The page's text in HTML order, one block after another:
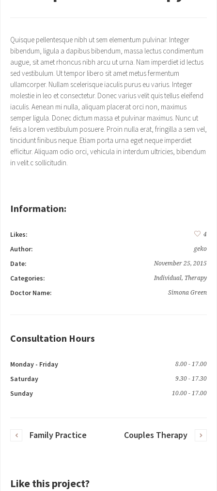
Quisque pellentesque nibh ut sem elementum pulvinar. Integer
bibendum, ligula a dapibus bibendum, massa lectus condimentum
augue, sit amet rhoncus nibh arcu ut urna. Nam imperdiet id lectus
sed vestibulum. Ut tempor libero sit amet metus fermentum
ullamcorper. Nullam scelerisque iaculis purus eu varius. Integer
molestie in leo et consectetur. Donec varius velit quis tellus eleifend
iaculis. Aenean mi nulla, aliquam placerat orci non, maximus
semper ligula. Donec dictum massa et pulvinar maximus. Nunc ut
felis a lorem vestibulum posuere. Proin nulla erat, fringilla a sem vel,
tincidunt finibus neque. Etiam porta urna eget neque imperdiet
efficitur. Aliquam odio orci, vehicula in interdum ultricies, bibendum
in velit.c sollicitudin.
Information:
Likes: 4
Author: geko
Date: November 25, 2015
Categories: Individual, Therapy
Doctor Name: Simona Green
Consultation Hours
Monday - Friday 8.00 - 17.00
Saturday 9.30 - 17.30
Sunday 10.00 - 17.00
Family Practice Couples Therapy
Like this project?